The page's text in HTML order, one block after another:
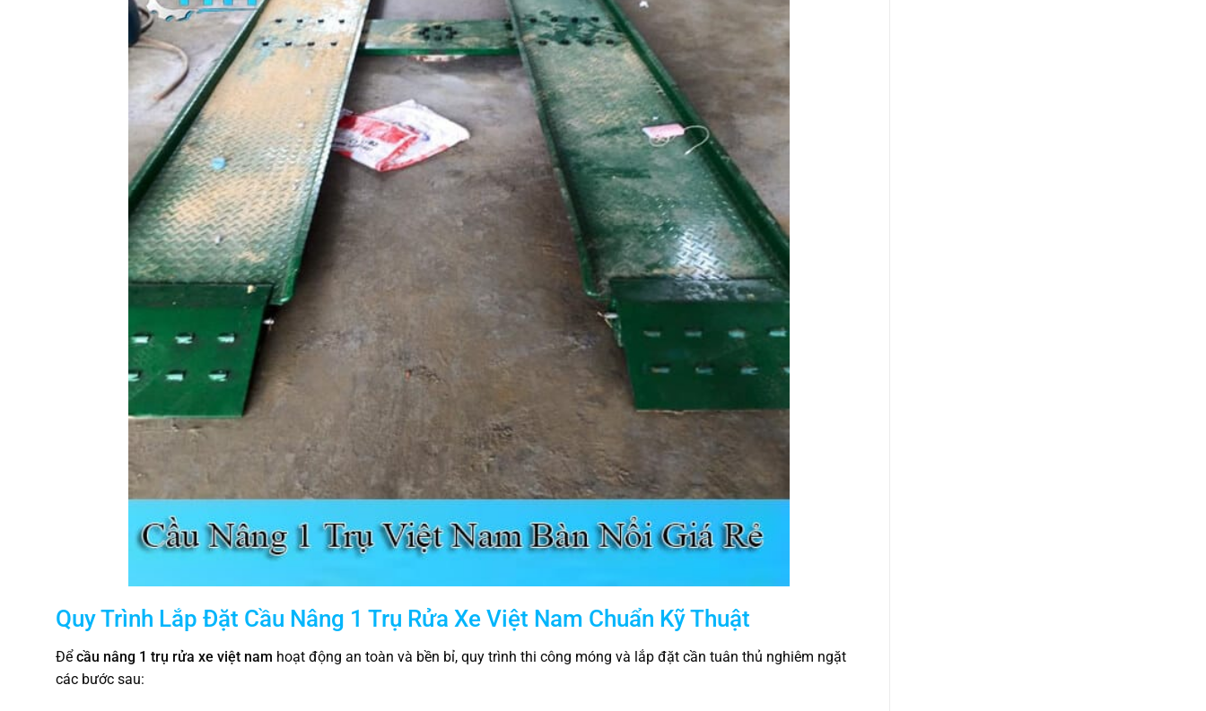
Quy Trình Lắp Đặt Cầu Nâng 1 Trụ Rửa Xe Việt Nam Chuẩn Kỹ Thuật
Để cầu nâng 1 trụ rửa xe việt nam hoạt động an toàn và bền bỉ, quy trình thi công móng và lắp đặt cần tuân thủ nghiêm ngặt
các bước sau: